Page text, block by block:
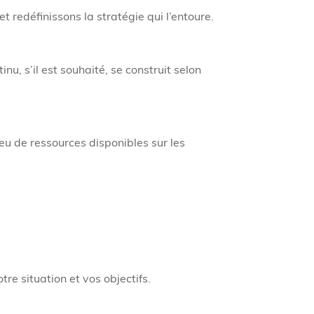
redéfinissons la stratégie qui l’entoure.
s’il est souhaité, se construit selon
de ressources disponibles sur les
situation et vos objectifs.